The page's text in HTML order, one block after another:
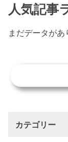
人気記事
まだデータがあ
カテゴリー